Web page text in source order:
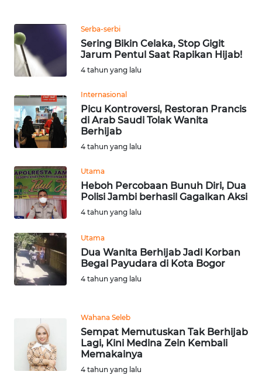
Serba-serbi
Sering Bikin Celaka, Stop Gigit
Jarum Pentul Saat Rapikan Hijab!
4 tahun yang lalu
Internasional
Picu Kontroversi, Restoran Prancis
di Arab Saudi Tolak Wanita
Berhijab
4 tahun yang lalu
Utama
Heboh Percobaan Bunuh Diri, Dua
Polisi Jambi berhasil Gagalkan Aksi
4 tahun yang lalu
Utama
Dua Wanita Berhijab Jadi Korban
Begal Payudara di Kota Bogor
4 tahun yang lalu
Wahana Seleb
Sempat Memutuskan Tak Berhijab
Lagi, Kini Medina Zein Kembali
Memakainya
4 tahun yang lalu
WN DELI
SERDANG
WN
TINGGI
WN
PAKPAK
WN
KARAWANG
WN
WN
BOGOR
WN
TAPANULI
UTARA